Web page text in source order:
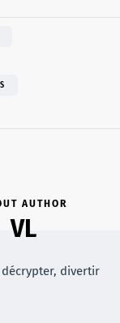
AUTHOR
VL
divertir